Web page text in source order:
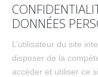
DONNÉES
L’utilisateur du site
disposer de la
accéder et utiliser ce